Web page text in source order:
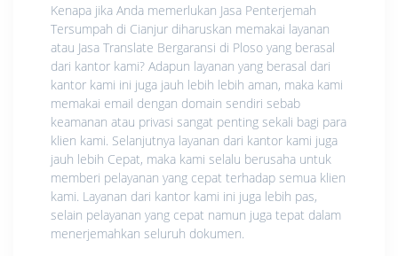
Kenapa jika Anda memerlukan Jasa Penterjemah
Tersumpah di Cianjur diharuskan memakai layanan
atau Jasa Translate Bergaransi di Ploso yang berasal
dari kantor kami? Adapun layanan yang berasal dari
kantor kami ini juga jauh lebih lebih aman, maka kami
memakai email dengan domain sendiri sebab
keamanan atau privasi sangat penting sekali bagi para
klien kami. Selanjutnya layanan dari kantor kami juga
jauh lebih Cepat, maka kami selalu berusaha untuk
memberi pelayanan yang cepat terhadap semua klien
kami. Layanan dari kantor kami ini juga lebih pas,
selain pelayanan yang cepat namun juga tepat dalam
menerjemahkan seluruh dokumen.